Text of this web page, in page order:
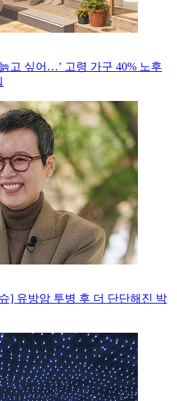
고 싶어…’ 고령 가구 40% 노후
] 유방암 투병 후 더 단단해진 박